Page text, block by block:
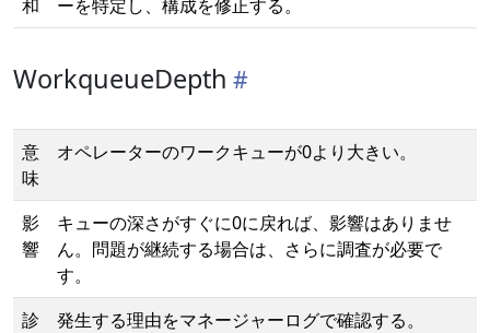
和
ーを特定し、構成を修正する。
WorkqueueDepth
意
味
オペレーターのワークキューが0より大きい。
影
響
キューの深さがすぐに0に戻れば、影響はありませ
ん。問題が継続する場合は、さらに調査が必要で
す。
診
発生する理由をマネージャーログで確認する。